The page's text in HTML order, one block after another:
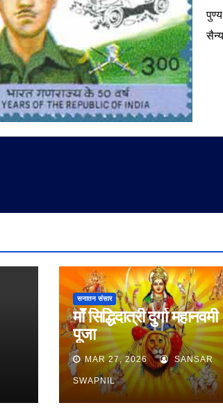
सनातन संसार
माँ सिद्धिदात्री दुर्गा महानवमी
पूजा
MAR 27, 2026 SANSAR
SWAPNIL